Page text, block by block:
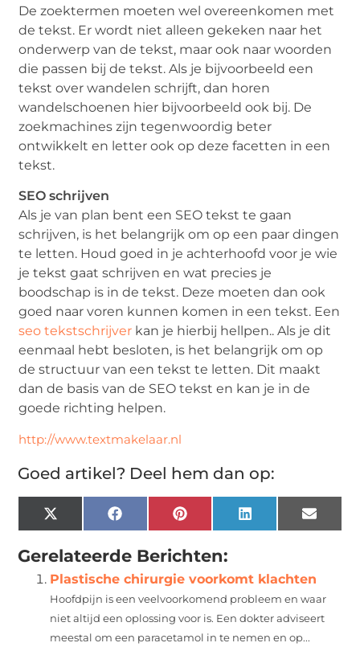
De zoektermen moeten wel overeenkomen met
de tekst. Er wordt niet alleen gekeken naar het
onderwerp van de tekst, maar ook naar woorden
die passen bij de tekst. Als je bijvoorbeeld een
tekst over wandelen schrijft, dan horen
wandelschoenen hier bijvoorbeeld ook bij. De
zoekmachines zijn tegenwoordig beter
ontwikkelt en letter ook op deze facetten in een
tekst.
SEO schrijven
Als je van plan bent een SEO tekst te gaan
schrijven, is het belangrijk om op een paar dingen
te letten. Houd goed in je achterhoofd voor je wie
je tekst gaat schrijven en wat precies je
boodschap is in de tekst. Deze moeten dan ook
goed naar voren kunnen komen in een tekst. Een
seo tekstschrijver kan je hierbij hellpen.. Als je dit
eenmaal hebt besloten, is het belangrijk om op
de structuur van een tekst te letten. Dit maakt
dan de basis van de SEO tekst en kan je in de
goede richting helpen.
http://www.textmakelaar.nl
Goed artikel? Deel hem dan op:
X
(Twitter)
FacebookPinterest LinkedIn Email
Gerelateerde Berichten:
Plastische chirurgie voorkomt klachten
Hoofdpijn is een veelvoorkomend probleem en waar
niet altijd een oplossing voor is. Een dokter adviseert
meestal om een paracetamol in te nemen en op...